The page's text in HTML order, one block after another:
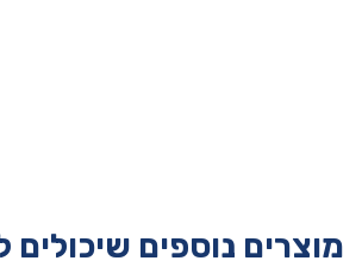
מוצרים נוספים שיכולים